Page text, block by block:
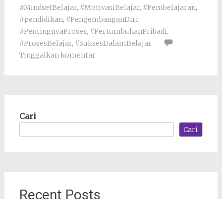
#MindsetBelajar, #MotivasiBelajar, #Pembelajaran,
#pendidikan, #PengembanganDiri,
#PentingnyaProses, #PertumbuhanPribadi,
#ProsesBelajar, #SuksesDalamBelajar
Tinggalkan komentar
Cari
Cari
Recent Posts